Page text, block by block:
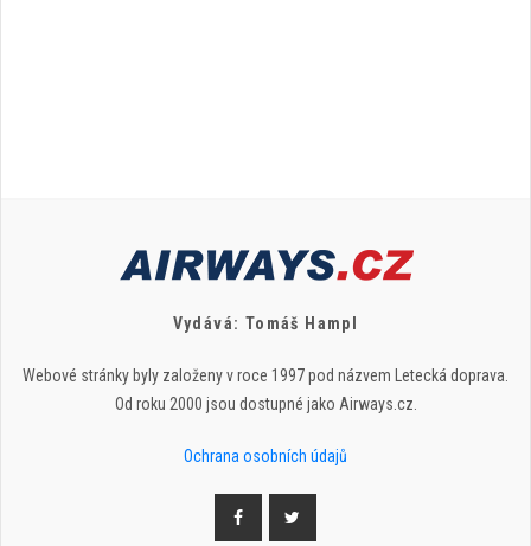
Vydává: Tomáš Hampl
Webové stránky byly založeny v roce 1997 pod názvem Letecká doprava.
Od roku 2000 jsou dostupné jako Airways.cz.
Ochrana osobních údajů